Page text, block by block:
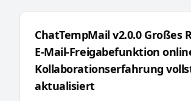
ChatTempMail v2.0.0 Großes
E-Mail-Freigabefunktion
Kollaborationserfahrung
aktualisiert